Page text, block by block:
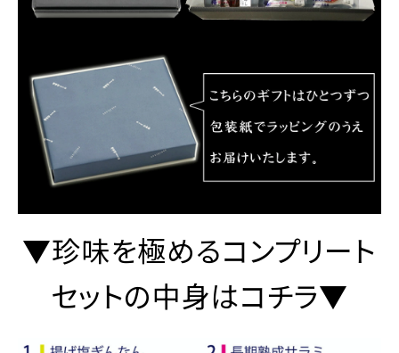
▼珍味を極めるコンプリート
セットの中身はコチラ▼